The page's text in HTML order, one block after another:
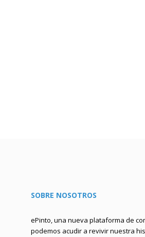
SOBRE NOSOTROS
ePinto, una nueva plataforma de
podemos acudir a revivir nuestra